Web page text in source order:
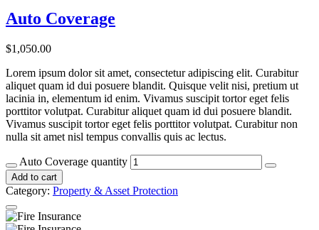
Auto Coverage
$1,050.00
Lorem ipsum dolor sit amet, consectetur adipiscing elit. Curabitur
aliquet quam id dui posuere blandit. Quisque velit nisi, pretium ut
lacinia in, elementum id enim. Vivamus suscipit tortor eget felis
porttitor volutpat. Curabitur aliquet quam id dui posuere blandit.
Vivamus suscipit tortor eget felis porttitor volutpat. Curabitur non
nulla sit amet nisl tempus convallis quis ac lectus.
Auto Coverage quantity
Add to cart
Category: Property & Asset Protection